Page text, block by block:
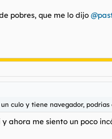
pobres, que me lo dijo
culo y tiene navegador,
y ahora me siento un poco